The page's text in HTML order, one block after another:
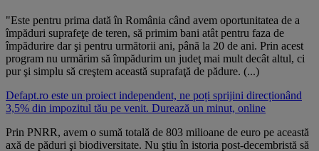
"Este pentru prima dată în România când avem oportunitatea de a
împăduri suprafeţe de teren, să primim bani atât pentru faza de
împădurire dar şi pentru următorii ani, până la 20 de ani. Prin acest
program nu urmărim să împădurim un judeţ mai mult decât altul, ci
pur şi simplu să creştem această suprafaţă de pădure. (...)
Defapt.ro este un proiect independent, ne poți sprijini direcționând
3,5% din impozitul tău pe venit. Durează un minut, online
Prin PNRR, avem o sumă totală de 803 milioane de euro pe această
axă de păduri şi biodiversitate. Nu ştiu în istoria post-decembristă să